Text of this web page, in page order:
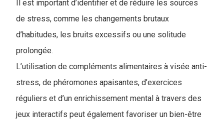
Il est important d’identifier et de réduire les sources
de stress, comme les changements brutaux
d’habitudes, les bruits excessifs ou une solitude
prolongée.
L’utilisation de compléments alimentaires à visée anti-
stress, de phéromones apaisantes, d’exercices
réguliers et d’un enrichissement mental à travers des
jeux interactifs peut également favoriser un bien-être